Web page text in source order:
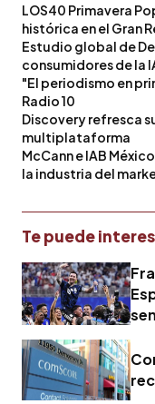
LOS40 Primavera
histórica en el Gran
Estudio global de
consumidores de la
"El periodismo en
Radio 10
Discovery refresca
multiplataforma
McCann e IAB
la industria del
Te puede